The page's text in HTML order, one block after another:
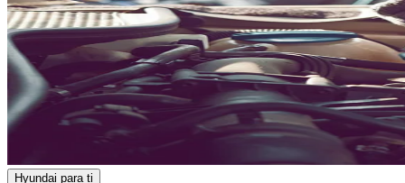
Hyundai para ti